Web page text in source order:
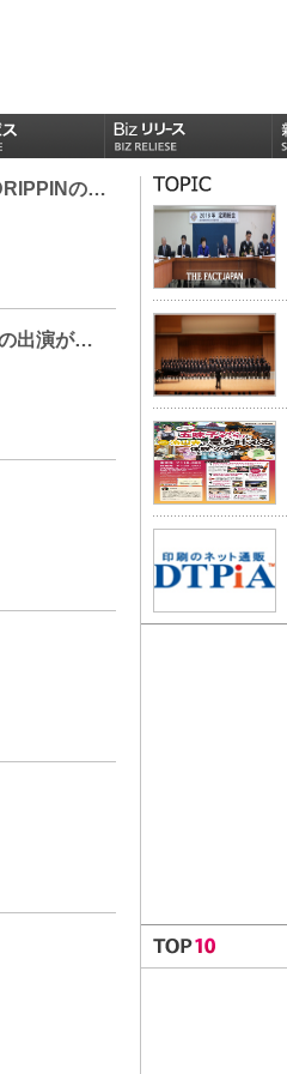
「アイドルワンダーランド」 、12/23配信回のゲストに大型新人DRIPPINの出演が決定！
「アイドルワンダーランド」12/16配信回のゲストにPENTAGONの出演が決定！